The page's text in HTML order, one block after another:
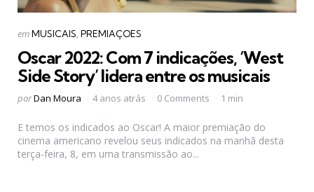
Categorias
Postado
emMUSICAIS PREMIAÇOES
Oscar 2022: Com 7 indicações, ‘West
Side Story’ lidera entre os musicais
Postado
porDan Moura 4 anos atrás 0 Comments 1 min
E temos os indicados ao Oscar! A maior premiação do
cinema americano revelou seus indicados na manhã desta
terça-feira, 8, em uma transmissão ao...